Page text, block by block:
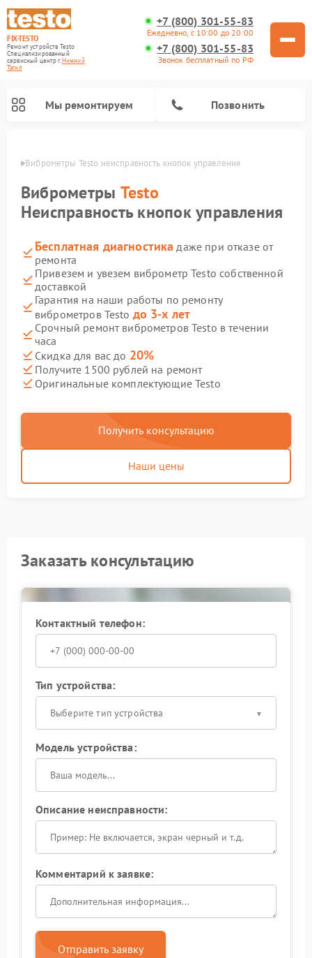
FIX-TESTO
Ремонт устройств Testo
Специализированный
cервисный центр г.Нижний
Тагил
+7 (800) 301-55-83
Ежедневно, с 10:00 до 20:00
+7 (800) 301-55-83
Звонок бесплатный по РФ
Мы ремонтируем Позвонить
Виброметры Testo неисправность кнопок управления
Виброметры Testo
Неисправность кнопок управления
Бесплатная диагностика даже при отказе от
ремонта
Привезем и увезем виброметр Testo собственной
доставкой
Гарантия на наши работы по ремонту
виброметров Testo до 3-х лет
Срочный ремонт виброметров Testo в течении
часа
Скидка для вас до 20%
Получите 1500 рублей на ремонт
Оригинальные комплектующие Testo
Получить консультацию
Наши цены
Заказать консультацию
Контактный телефон:
Тип устройства:
Выберите тип устройства
Модель устройства:
Описание неисправности:
Комментарий к заявке:
Отправить заявку